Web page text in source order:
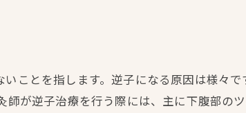
ことを指します。逆子になる原因は様々
が逆子治療を行う際には、主に下腹部の